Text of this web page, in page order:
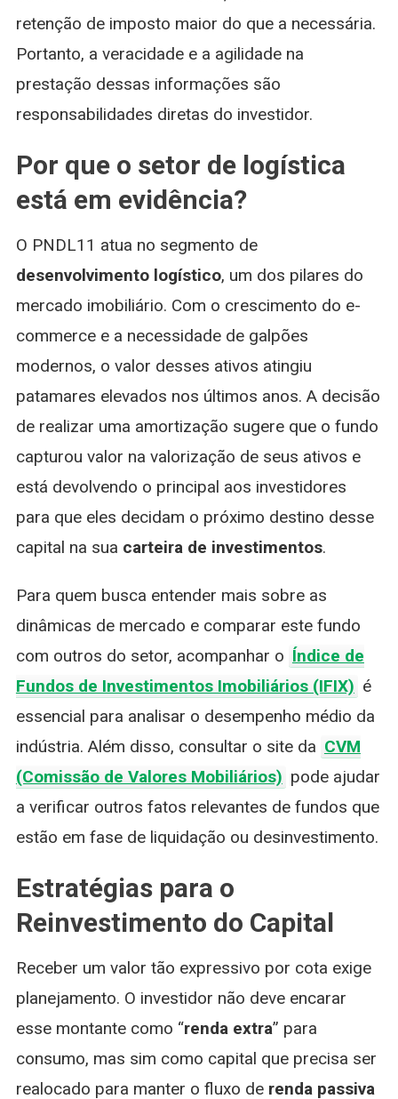
retenção de imposto maior do que a necessária.
Portanto, a veracidade e a agilidade na
prestação dessas informações são
responsabilidades diretas do investidor.
Por que o setor de logística
está em evidência?
O PNDL11 atua no segmento de
desenvolvimento logístico, um dos pilares do
mercado imobiliário. Com o crescimento do e-
commerce e a necessidade de galpões
modernos, o valor desses ativos atingiu
patamares elevados nos últimos anos. A decisão
de realizar uma amortização sugere que o fundo
capturou valor na valorização de seus ativos e
está devolvendo o principal aos investidores
para que eles decidam o próximo destino desse
capital na sua carteira de investimentos.
Para quem busca entender mais sobre as
dinâmicas de mercado e comparar este fundo
com outros do setor, acompanhar o Índice de
Fundos de Investimentos Imobiliários (IFIX) é
essencial para analisar o desempenho médio da
indústria. Além disso, consultar o site da CVM
(Comissão de Valores Mobiliários) pode ajudar
a verificar outros fatos relevantes de fundos que
estão em fase de liquidação ou desinvestimento.
Estratégias para o
Reinvestimento do Capital
Receber um valor tão expressivo por cota exige
planejamento. O investidor não deve encarar
esse montante como “renda extra” para
consumo, mas sim como capital que precisa ser
realocado para manter o fluxo de renda passiva